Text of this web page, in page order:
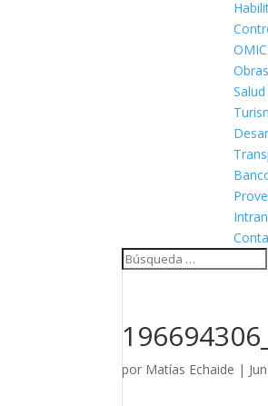
OMIC
Obras
Salud
por Matías Echaide |